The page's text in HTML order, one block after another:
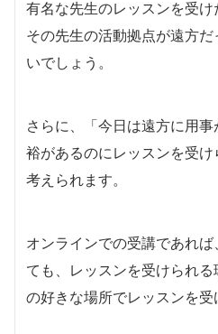
有名な先生のレッスンを受け
その先生の活動拠点が遠方
いでしょう。
さらに、「今日は遠方に用
裕があるのにレッスンを受
考えられます。
オンラインでの受講であれ
ても、レッスンを受けられ
の好きな場所でレッスンを受